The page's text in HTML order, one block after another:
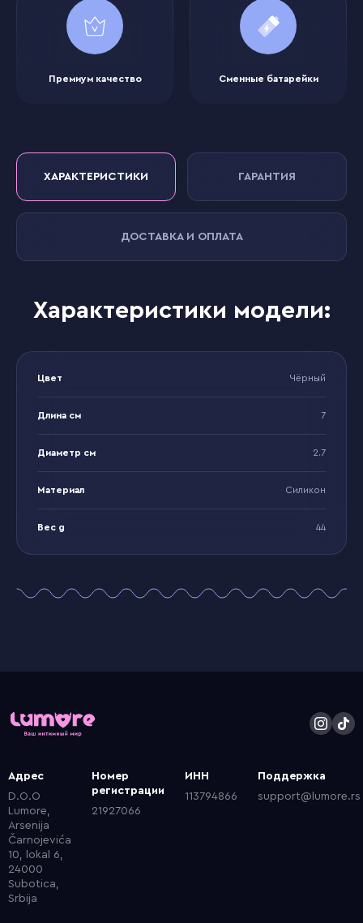
Премиум качество Сменные батарейки
ХАРАКТЕРИСТИКИ ГАРАНТИЯ
ДОСТАВКА И ОПЛАТА
Характеристики модели:
Цвет Чёрный
Длина см 7
Диаметр см 2.7
Материал Силикон
Вес g 44
Адрес
D.O.O
Lumore,
Arsenija
Čarnojevića
10, lokal 6,
24000
Subotica,
Srbija
Номер
регистрации
21927066
ИНН
113794866
Поддержка
support@lumore.rs